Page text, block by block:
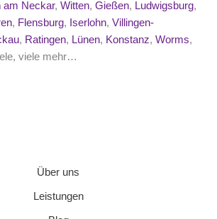
am Neckar, Witten, Gießen, Ludwigsburg,
, Flensburg, Iserlohn, Villingen-
, Ratingen, Lünen, Konstanz, Worms,
viele mehr…
Über uns
Leistungen